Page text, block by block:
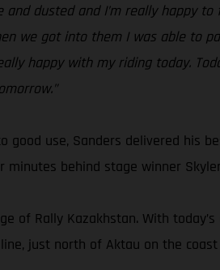
and dusted and I’m really
we got into them I was able to
happy with my riding today.
good use, Sanders delivered his
behind stage winner
of Rally Kazakhstan. With
just north of Aktau on the